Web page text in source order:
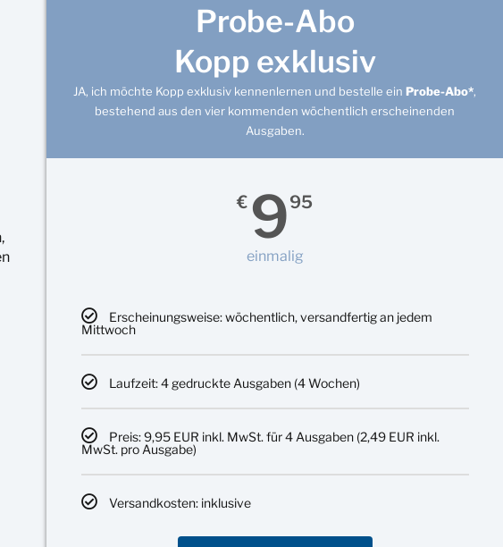
Probe-Abo
Kopp exklusiv
JA, ich möchte Kopp exklusiv kennenlernen und bestelle einProbe-Abo*,
bestehend aus den vier kommenden wöchentlich erscheinenden
Ausgaben.
€ 995
einmalig
Erscheinungsweise: wöchentlich, versandfertig an jedem
Mittwoch
Laufzeit: 4 gedruckte Ausgaben (4 Wochen)
Preis: 9,95 EUR inkl. MwSt. für 4 Ausgaben (2,49 EUR inkl.
MwSt. pro Ausgabe)
Versandkosten: inklusive